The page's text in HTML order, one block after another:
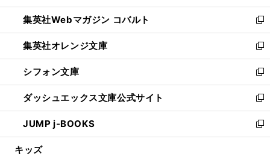
開
く
ウ
で
開
く
ン
ド
ウ
で
開
く
ウ
ィ
ン
ド
ウ
で
開
く
集英社Webマガジン コバルト
新
し
い
ウ
ィ
ン
ド
ウ
で
開
集英社オレンジ文庫
新
し
い
ウ
ィ
ン
ド
ウ
シフォン文庫
新
し
い
ウ
ィ
ン
ダッシュエックス文庫公式サイト
新
し
い
ウ
JUMP j-BOOKS
新
し
キッズ